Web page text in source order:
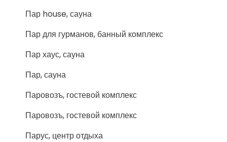
Пар house, сауна
Пар для гурманов, банный комплекс
Пар хаус, сауна
Пар, сауна
Паровозъ, гостевой комплекс
Паровозъ, гостевой комплекс
Парус, центр отдыха